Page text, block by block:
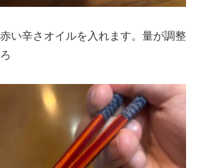
い辛さオイルを入れます。量が調整